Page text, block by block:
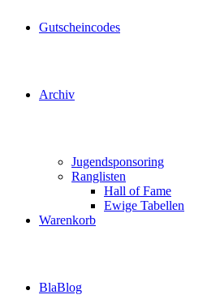
Gutscheincodes
Archiv
Jugendsponsoring
Ranglisten
Hall of Fame
Ewige Tabellen
Warenkorb
BlaBlog